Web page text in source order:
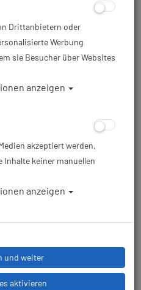
für Sony Alpha a7 II
Drittanbietern oder
Werbung
sie Besucher über Websites
anzeigen
akzeptiert werden,
keiner manuellen
anzeigen
und weiter
aktivieren